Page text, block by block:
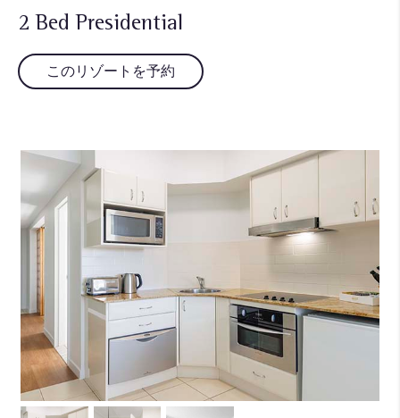
2 Bed Presidential
このリゾートを予約